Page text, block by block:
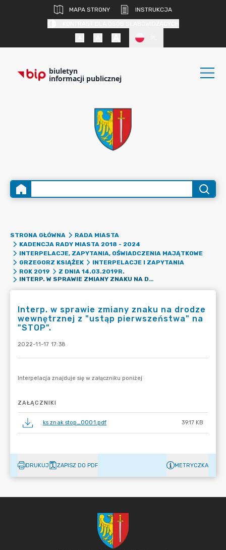
MAPA STRONY
INSTRUKCJA
biuletyn
informacji publicznej
STRONA GŁÓWNA
RADA MIASTA
KADENCJA RADY MIASTA 2018 - 2024
INTERPELACJE, ZAPYTANIA, OŚWIADCZENIA MAJĄTKOWE
GRZEGORZ KSIĄŻEK
INTERPELACJE I ZAPYTANIA
ROK 2019
Z DNIA 14.03.2019R.
INTERP. W SPRAWIE ZMIANY ZNAKU NA DRODZE WEWNĘTRZNEJ Z "USTĄP PIERWSZEŃSTWA" NA "STOP".
Interp. w sprawie zmiany znaku na drodze
wewnętrznej z "ustąp pierwszeństwa" na
"STOP".
2022-11-17 17:38
ZAŁĄCZNIKI
ks znak stop_0001.pdf 39.17 KB
DRUKUJ ZAPISZ DO PDF METRYCZKA